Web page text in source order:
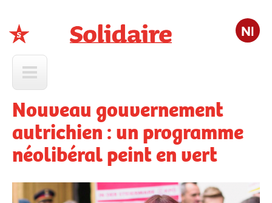
Nl
Nouveau gouvernement
autrichien : un programme
néolibéral peint en vert